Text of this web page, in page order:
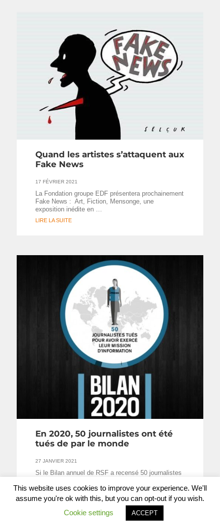
Quand les artistes s’attaquent aux
Fake News
17 FÉVRIER 2021
La Fondation groupe EDF présentera prochainement
Fake News : Art, Fiction, Mensonge, une
exposition inédite en …
LIRE LA SUITE
En 2020, 50 journalistes ont été
tués de par le monde
27 JANVIER 2021
Si le Bilan annuel de RSF a recensé 50 journalistes
LIRE LA SUITE
This website uses cookies to improve your experience. We'll
assume you're ok with this, but you can opt-out if you wish.
Cookie settings
ACCEPT